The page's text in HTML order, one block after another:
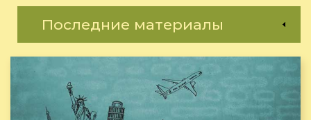
Последние материалы